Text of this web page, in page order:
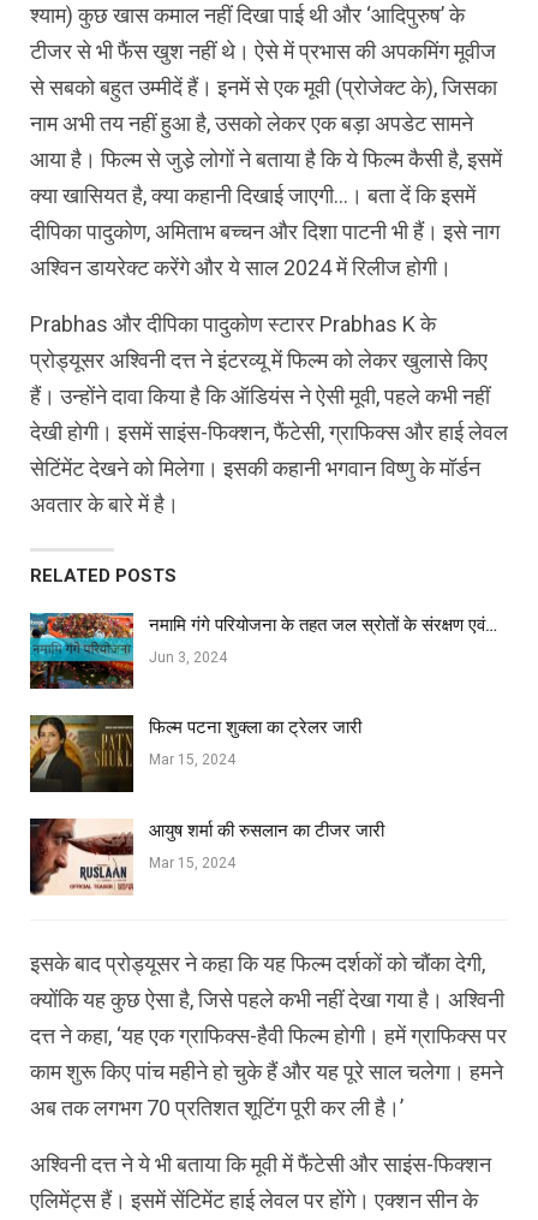
श्याम) कुछ खास कमाल नहीं दिखा पाई थी और ‘आदिपुरुष’ के
टीजर से भी फैंस खुश नहीं थे। ऐसे में प्रभास की अपकमिंग मूवीज
से सबको बहुत उम्मीदें हैं। इनमें से एक मूवी (प्रोजेक्ट के), जिसका
नाम अभी तय नहीं हुआ है, उसको लेकर एक बड़ा अपडेट सामने
आया है। फिल्म से जुडे़ लोगों ने बताया है कि ये फिल्म कैसी है, इसमें
क्या खासियत है, क्या कहानी दिखाई जाएगी…। बता दें कि इसमें
दीपिका पादुकोण, अमिताभ बच्चन और दिशा पाटनी भी हैं। इसे नाग
अश्विन डायरेक्ट करेंगे और ये साल 2024 में रिलीज होगी।
Prabhas और दीपिका पादुकोण स्टारर Prabhas K के
प्रोड्यूसर अश्विनी दत्त ने इंटरव्यू में फिल्म को लेकर खुलासे किए
हैं। उन्होंने दावा किया है कि ऑडियंस ने ऐसी मूवी, पहले कभी नहीं
देखी होगी। इसमें साइंस-फिक्शन, फैंटेसी, ग्राफिक्स और हाई लेवल
सेटिंमेंट देखने को मिलेगा। इसकी कहानी भगवान विष्णु के मॉर्डन
अवतार के बारे में है।
RELATED POSTS
नमामि गंगे परियोजना के तहत जल स्रोतों के संरक्षण एवं…
Jun 3, 2024
फिल्‍म पटना शुक्ला का ट्रेलर जारी
Mar 15, 2024
आयुष शर्मा की रुसलान का टीजर जारी
Mar 15, 2024
इसके बाद प्रोड्यूसर ने कहा कि यह फिल्म दर्शकों को चौंका देगी,
क्योंकि यह कुछ ऐसा है, जिसे पहले कभी नहीं देखा गया है। अश्विनी
दत्त ने कहा, ‘यह एक ग्राफिक्स-हैवी फिल्म होगी। हमें ग्राफिक्स पर
काम शुरू किए पांच महीने हो चुके हैं और यह पूरे साल चलेगा। हमने
अब तक लगभग 70 प्रतिशत शूटिंग पूरी कर ली है।’
अश्विनी दत्त ने ये भी बताया कि मूवी में फैंटेसी और साइंस-फिक्शन
एलिमेंट्स हैं। इसमें सेंटिमेंट हाई लेवल पर होंगे। एक्शन सीन के